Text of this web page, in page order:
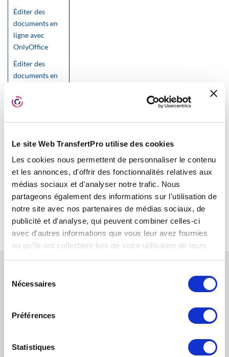
Le site Web TransfertPro utilise des cookies
Les cookies nous permettent de personnaliser le contenu
et les annonces, d'offrir des fonctionnalités relatives aux
médias sociaux et d'analyser notre trafic. Nous
partageons également des informations sur l'utilisation de
notre site avec nos partenaires de médias sociaux, de
publicité et d'analyse, qui peuvent combiner celles-ci
avec d'autres informations que vous leur avez fournies
ou qu'ils ont collectées lors de votre utilisation de leurs
Nécessaires
Préférences
Statistiques
Éditer des
documents en
ligne avec
OnlyOffice
Éditer des
documents en
Collabora
Online
pièces jointes
d’envoi de TBox
Information sur
de TransfertPro
ENTREPRISE
À propos
Conditions Générales